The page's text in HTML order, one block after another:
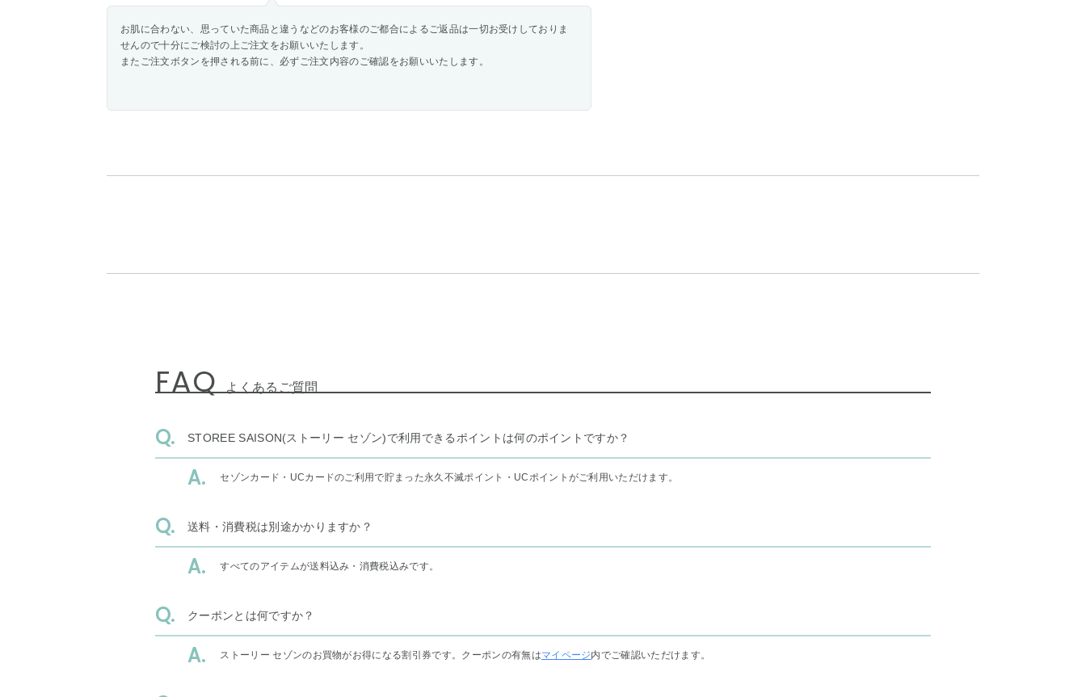
お肌に合わない、思っていた商品と違うなどのお客様のご都合によるご返品は一切お受けしておりま
せんので十分にご検討の上ご注文をお願いいたします。
またご注文ボタンを押される前に、必ずご注文内容のご確認をお願いいたします。
FAQ よくあるご質問
STOREE SAISON(ストーリー セゾン)で利用できるポイントは何のポイントですか？
セゾンカード・UCカードのご利用で貯まった永久不滅ポイント・UCポイントがご利用いただけます。
送料・消費税は別途かかりますか？
すべてのアイテムが送料込み・消費税込みです。
クーポンとは何ですか？
ストーリー セゾンのお買物がお得になる割引券です。クーポンの有無はマイページ内でご確認いただけます。